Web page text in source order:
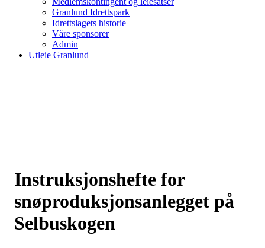
Granlund Idrettspark
Idrettslagets historie
Våre sponsorer
Admin
Utleie Granlund
Instruksjonshefte for
snøproduksjonsanlegget på
Selbuskogen